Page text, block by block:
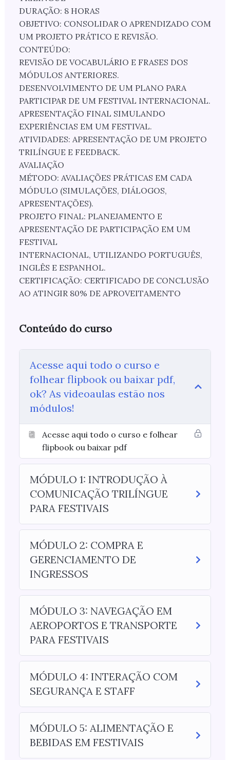
DURAÇÃO: 8 HORAS
OBJETIVO: CONSOLIDAR O APRENDIZADO COM
UM PROJETO PRÁTICO E REVISÃO.
CONTEÚDO:
REVISÃO DE VOCABULÁRIO E FRASES DOS
MÓDULOS ANTERIORES.
DESENVOLVIMENTO DE UM PLANO PARA
PARTICIPAR DE UM FESTIVAL INTERNACIONAL.
APRESENTAÇÃO FINAL SIMULANDO
EXPERIÊNCIAS EM UM FESTIVAL.
ATIVIDADES: APRESENTAÇÃO DE UM PROJETO
TRILÍNGUE E FEEDBACK.
AVALIAÇÃO
MÉTODO: AVALIAÇÕES PRÁTICAS EM CADA
MÓDULO (SIMULAÇÕES, DIÁLOGOS,
APRESENTAÇÕES).
PROJETO FINAL: PLANEJAMENTO E
APRESENTAÇÃO DE PARTICIPAÇÃO EM UM
FESTIVAL
INTERNACIONAL, UTILIZANDO PORTUGUÊS,
INGLÊS E ESPANHOL.
CERTIFICAÇÃO: CERTIFICADO DE CONCLUSÃO
AO ATINGIR 80% DE APROVEITAMENTO
Conteúdo do curso
Acesse aqui todo o curso e
folhear flipbook ou baixar pdf,
ok? As videoaulas estão nos
módulos!
Acesse aqui todo o curso e folhear
flipbook ou baixar pdf
MÓDULO 1: INTRODUÇÃO À
COMUNICAÇÃO TRILÍNGUE
PARA FESTIVAIS
MÓDULO 2: COMPRA E
GERENCIAMENTO DE
INGRESSOS
MÓDULO 3: NAVEGAÇÃO EM
AEROPORTOS E TRANSPORTE
PARA FESTIVAIS
MÓDULO 4: INTERAÇÃO COM
SEGURANÇA E STAFF
MÓDULO 5: ALIMENTAÇÃO E
BEBIDAS EM FESTIVAIS